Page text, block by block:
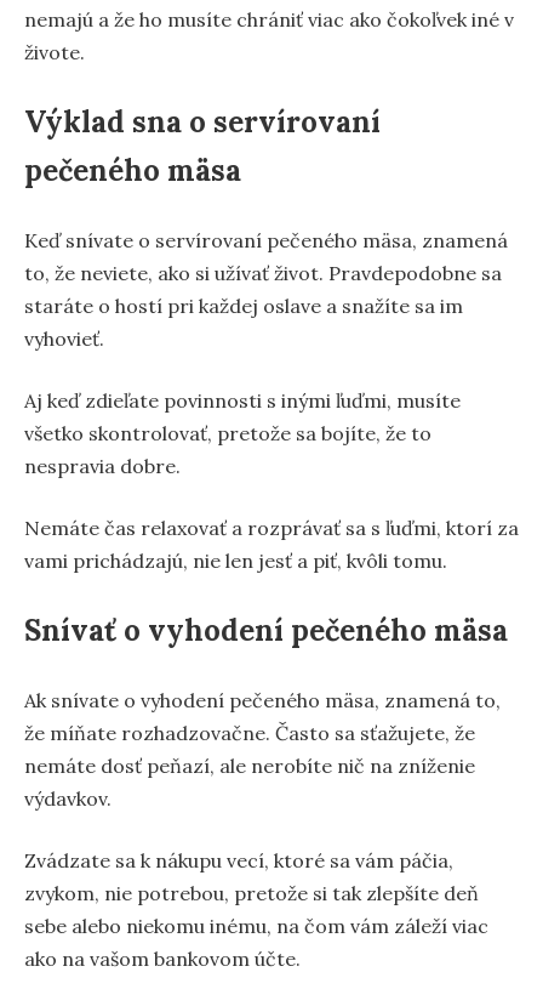
nemajú a že ho musíte chrániť viac ako čokoľvek iné v
živote.
Výklad sna o servírovaní
pečeného mäsa
Keď snívate o servírovaní pečeného mäsa, znamená
to, že neviete, ako si užívať život. Pravdepodobne sa
staráte o hostí pri každej oslave a snažíte sa im
vyhovieť.
Aj keď zdieľate povinnosti s inými ľuďmi, musíte
všetko skontrolovať, pretože sa bojíte, že to
nespravia dobre.
Nemáte čas relaxovať a rozprávať sa s ľuďmi, ktorí za
vami prichádzajú, nie len jesť a piť, kvôli tomu.
Snívať o vyhodení pečeného mäsa
Ak snívate o vyhodení pečeného mäsa, znamená to,
že míňate rozhadzovačne. Často sa sťažujete, že
nemáte dosť peňazí, ale nerobíte nič na zníženie
výdavkov.
Zvádzate sa k nákupu vecí, ktoré sa vám páčia,
zvykom, nie potrebou, pretože si tak zlepšíte deň
sebe alebo niekomu inému, na čom vám záleží viac
ako na vašom bankovom účte.